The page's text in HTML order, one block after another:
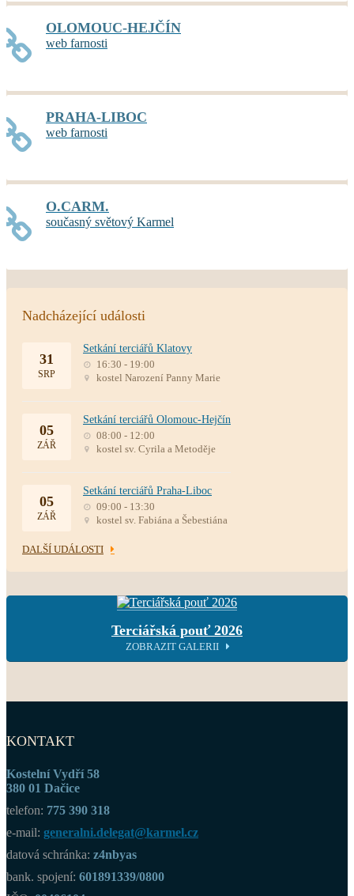
OLOMOUC-HEJČÍN
web farnosti
PRAHA-LIBOC
web farnosti
O.CARM.
současný světový Karmel
Nadcházející události
31
SRP
Setkání terciářů Klatovy
16:30 - 19:00
kostel Narození Panny Marie
05
ZÁŘ
Setkání terciářů Olomouc-Hejčín
08:00 - 12:00
kostel sv. Cyrila a Metoděje
05
ZÁŘ
Setkání terciářů Praha-Liboc
09:00 - 13:30
kostel sv. Fabiána a Šebestiána
DALŠÍ UDÁLOSTI
Terciářská pouť 2026
ZOBRAZIT GALERII
KONTAKT
Kostelní Vydří 58
380 01 Dačice
telefon: 775 390 318
e-mail: generalni.delegat@karmel.cz
datová schránka: z4nbyas
bank. spojení: 601891339/0800